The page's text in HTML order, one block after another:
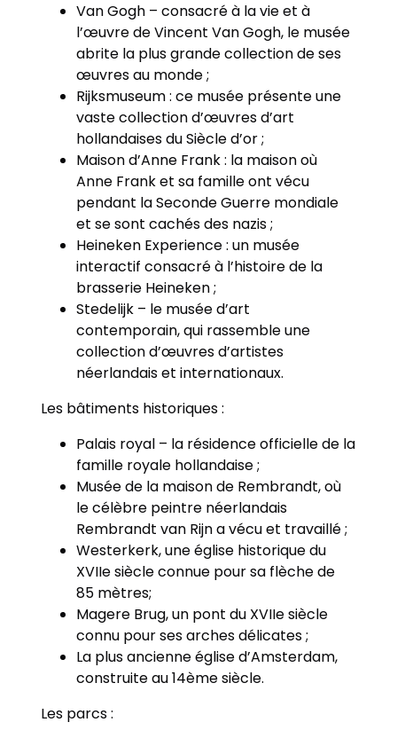
Van Gogh – consacré à la vie et à
l’œuvre de Vincent Van Gogh, le musée
abrite la plus grande collection de ses
œuvres au monde ;
Rijksmuseum : ce musée présente une
vaste collection d’œuvres d’art
hollandaises du Siècle d’or ;
Maison d’Anne Frank : la maison où
Anne Frank et sa famille ont vécu
pendant la Seconde Guerre mondiale
et se sont cachés des nazis ;
Heineken Experience : un musée
interactif consacré à l’histoire de la
brasserie Heineken ;
Stedelijk – le musée d’art
contemporain, qui rassemble une
collection d’œuvres d’artistes
néerlandais et internationaux.
Les bâtiments historiques :
Palais royal – la résidence officielle de la
famille royale hollandaise ;
Musée de la maison de Rembrandt, où
le célèbre peintre néerlandais
Rembrandt van Rijn a vécu et travaillé ;
Westerkerk, une église historique du
XVIIe siècle connue pour sa flèche de
85 mètres;
Magere Brug, un pont du XVIIe siècle
connu pour ses arches délicates ;
La plus ancienne église d’Amsterdam,
construite au 14ème siècle.
Les parcs :